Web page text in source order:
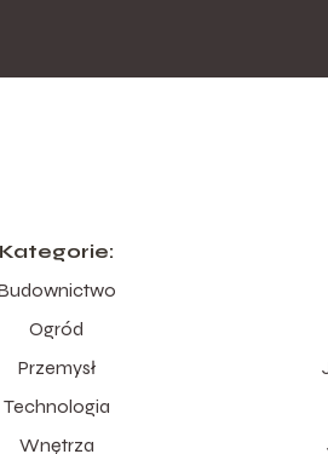
Kategorie:
Ogród
Przemysł
Technologia
Wnętrza